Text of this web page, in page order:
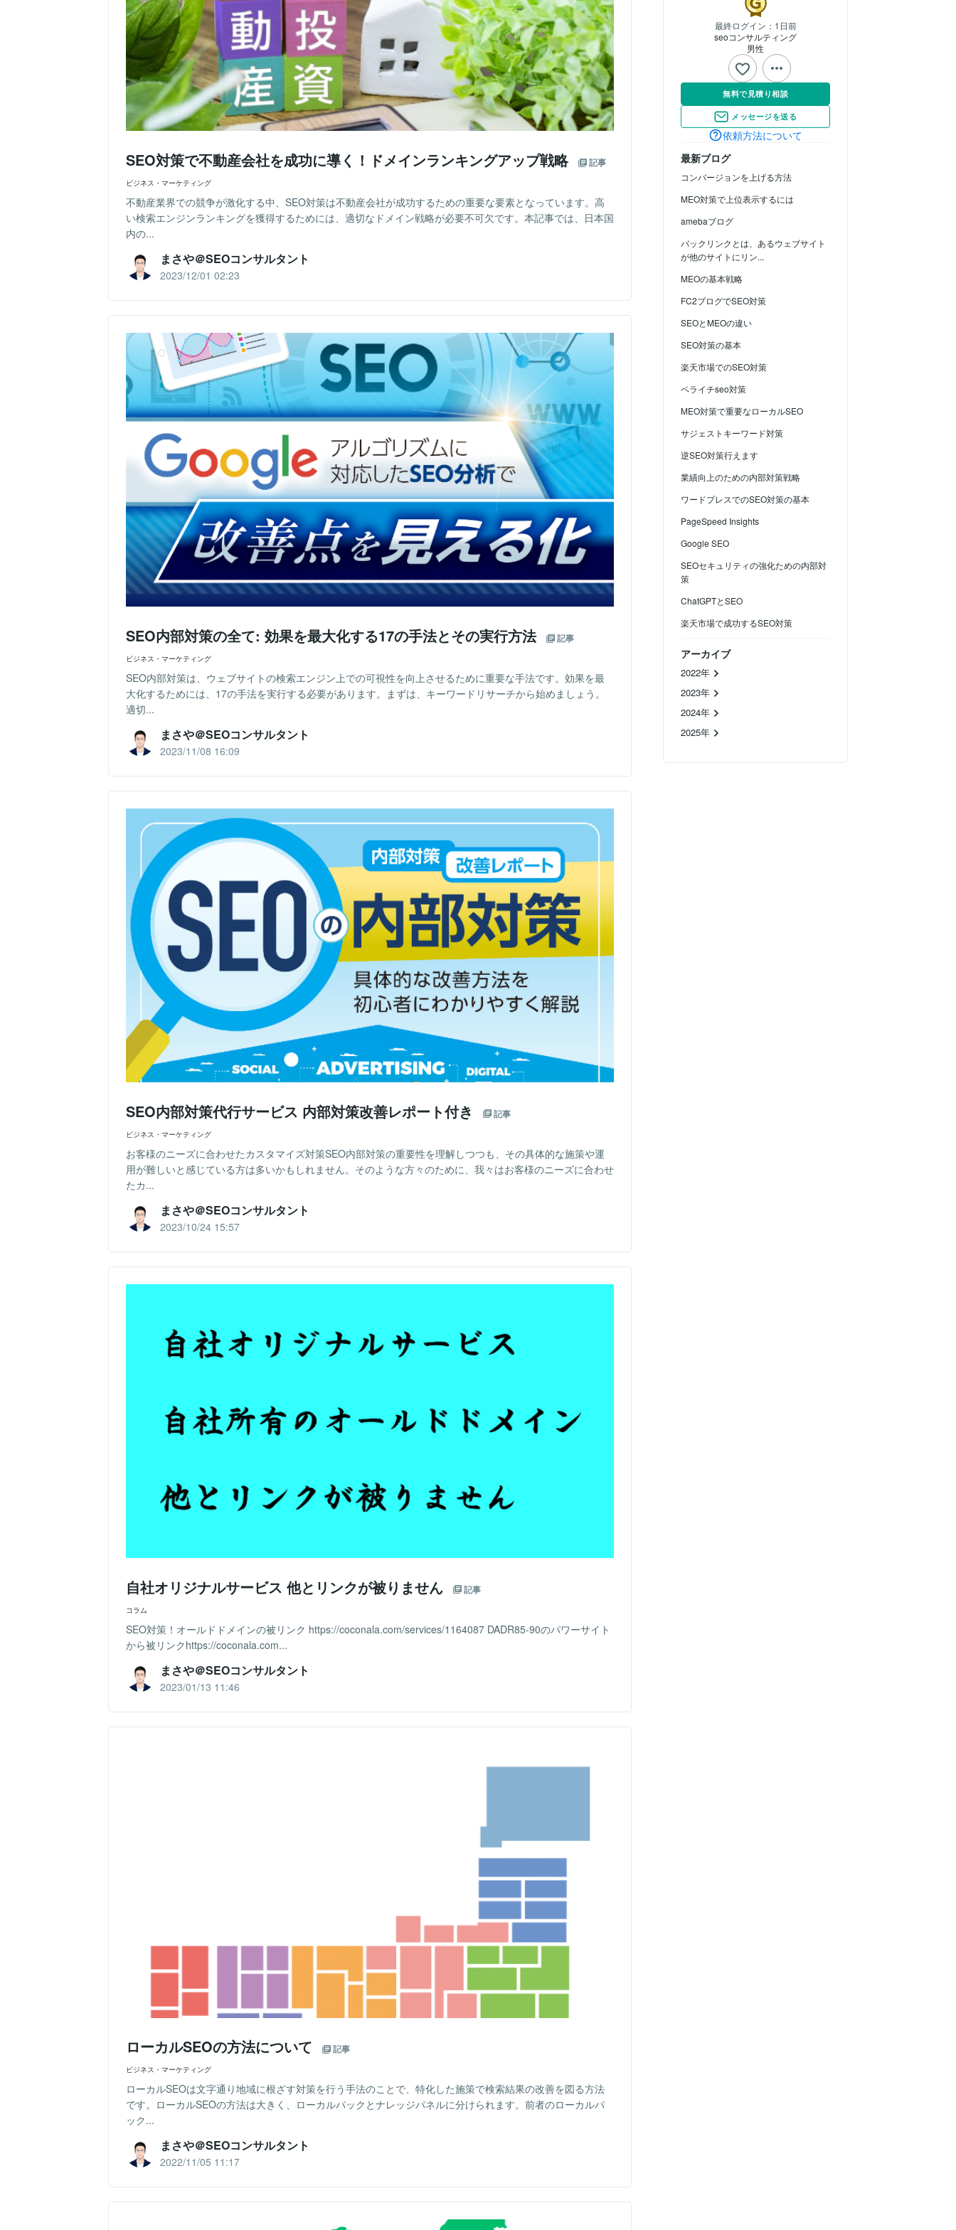
最終ログイン： 1日前
seoコンサルティング
男性
無料で見積り相談
メッセージを送る
依頼方法について
最新ブログ
コンバージョンを上げる方法
MEO対策で上位表示するには
amebaブログ
バックリンクとは、あるウェブサイト
が他のサイトにリン...
MEOの基本戦略
FC2ブログでSEO対策
SEOとMEOの違い
SEO対策の基本
楽天市場でのSEO対策
ペライチseo対策
MEO対策で重要なローカルSEO
サジェストキーワード対策
逆SEO対策行えます
業績向上のための内部対策戦略
ワードプレスでのSEO対策の基本
PageSpeed Insights
Google SEO
SEOセキュリティの強化ための内部対
策
ChatGPTとSEO
楽天市場で成功するSEO対策
アーカイブ
2022年
2023年
2024年
2025年
SEO対策で不動産会社を成功に導く！ドメインランキングアップ戦略 記事
ビジネス・マーケティング
不動産業界での競争が激化する中、SEO対策は不動産会社が成功するための重要な要素となっています。高
い検索エンジンランキングを獲得するためには、適切なドメイン戦略が必要不可欠です。本記事では、日本国
内の...
まさや＠SEOコンサルタント
2023/12/01 02:23
SEO内部対策の全て: 効果を最大化する17の手法とその実行方法 記事
ビジネス・マーケティング
SEO内部対策は、ウェブサイトの検索エンジン上での可視性を向上させるために重要な手法です。効果を最
大化するためには、17の手法を実行する必要があります。まずは、キーワードリサーチから始めましょう。
適切...
まさや＠SEOコンサルタント
2023/11/08 16:09
SEO内部対策代行サービス 内部対策改善レポート付き 記事
ビジネス・マーケティング
お客様のニーズに合わせたカスタマイズ対策SEO内部対策の重要性を理解しつつも、その具体的な施策や運
用が難しいと感じている方は多いかもしれません。そのような方々のために、我々はお客様のニーズに合わせ
たカ...
まさや＠SEOコンサルタント
2023/10/24 15:57
自社オリジナルサービス 他とリンクが被りません 記事
コラム
SEO対策！オールドドメインの被リンク https://coconala.com/services/1164087 DADR85-90のパワーサイト
から被リンクhttps://coconala.com...
まさや＠SEOコンサルタント
2023/01/13 11:46
ローカルSEOの方法について 記事
ビジネス・マーケティング
ローカルSEOは文字通り地域に根ざす対策を行う手法のことで、特化した施策で検索結果の改善を図る方法
です。ローカルSEOの方法は大きく、ローカルパックとナレッジパネルに分けられます。前者のローカルパ
ック...
まさや＠SEOコンサルタント
2022/11/05 11:17